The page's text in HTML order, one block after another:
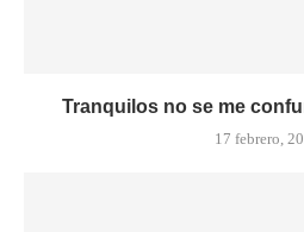
Tranquilos no se me
17 febrero,